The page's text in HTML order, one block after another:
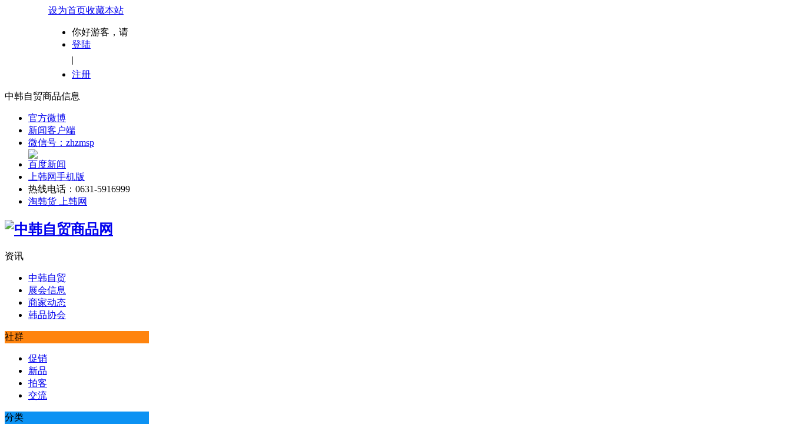
设为首页收藏本站
你好游客，请
登陆
|
注册
中韩自贸商品信息
官方微博
新闻客户端
微信号：zhzmsp
百度新闻
上韩网手机版
热线电话：0631-5916999
淘韩货 上韩网
资讯
中韩自贸
展会信息
商家动态
韩品协会
社群
促销
新品
拍客
交流
分类